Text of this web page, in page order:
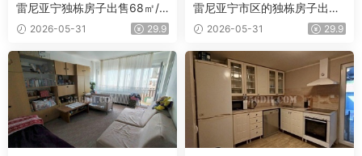
雷尼亚宁独栋房子出售68㎡/4
52㎡/6.5万欧
2026-05-31 29.9
雷尼亚宁市区的独栋房子出售1
01平米/5.2万欧
2026-05-31 29.9